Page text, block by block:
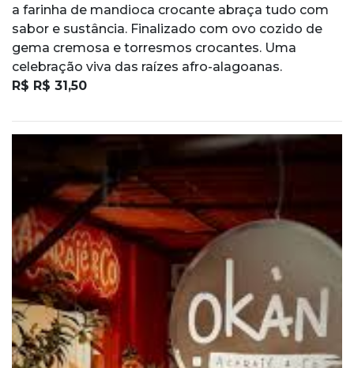
a farinha de mandioca crocante abraça tudo com
sabor e sustância. Finalizado com ovo cozido de
gema cremosa e torresmos crocantes. Uma
celebração viva das raízes afro-alagoanas.
R$ R$ 31,50